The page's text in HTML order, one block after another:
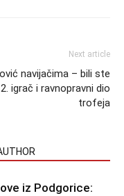
Next article
navijačima – bili ste
igrač i ravnopravni dio
trofeja
iz Podgorice: